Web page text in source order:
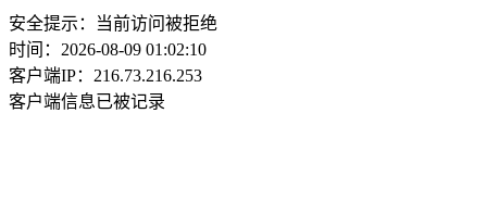
安全提示：当前访问被拒绝
时间：2026-08-09 01:02:10
客户端IP：216.73.216.253
客户端信息已被记录